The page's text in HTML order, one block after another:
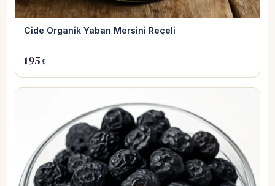
Cide Organik Yaban Mersini Reçeli
195 ₺